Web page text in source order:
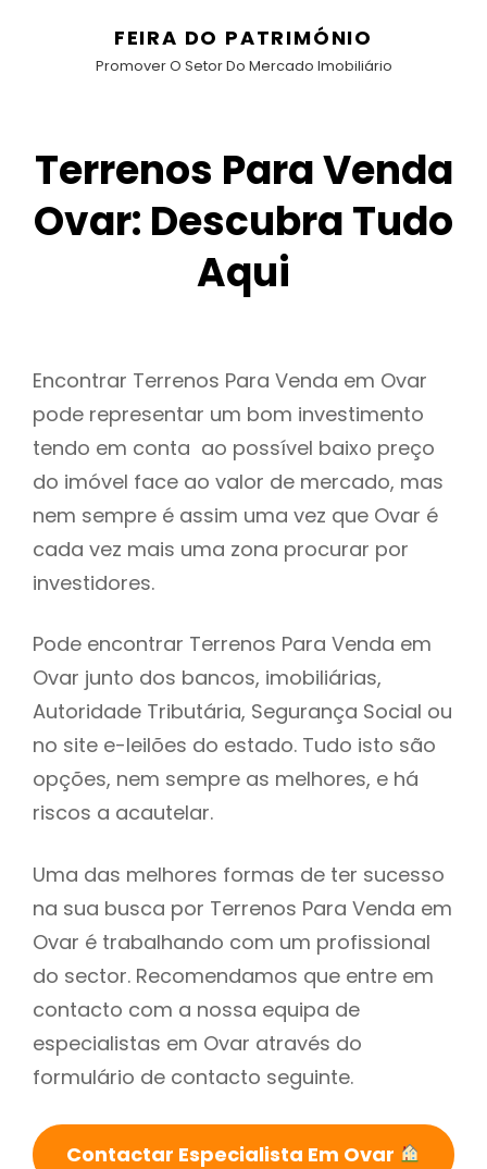
FEIRA DO PATRIMÓNIO
Promover O Setor Do Mercado Imobiliário
Terrenos Para Venda
Ovar: Descubra Tudo
Aqui
Encontrar Terrenos Para Venda em Ovar
pode representar um bom investimento
tendo em conta ao possível baixo preço
do imóvel face ao valor de mercado, mas
nem sempre é assim uma vez que Ovar é
cada vez mais uma zona procurar por
investidores.
Pode encontrar Terrenos Para Venda em
Ovar junto dos bancos, imobiliárias,
Autoridade Tributária, Segurança Social ou
no site e-leilões do estado. Tudo isto são
opções, nem sempre as melhores, e há
riscos a acautelar.
Uma das melhores formas de ter sucesso
na sua busca por Terrenos Para Venda em
Ovar é trabalhando com um profissional
do sector. Recomendamos que entre em
contacto com a nossa equipa de
especialistas em Ovar através do
formulário de contacto seguinte.
Contactar Especialista Em Ovar